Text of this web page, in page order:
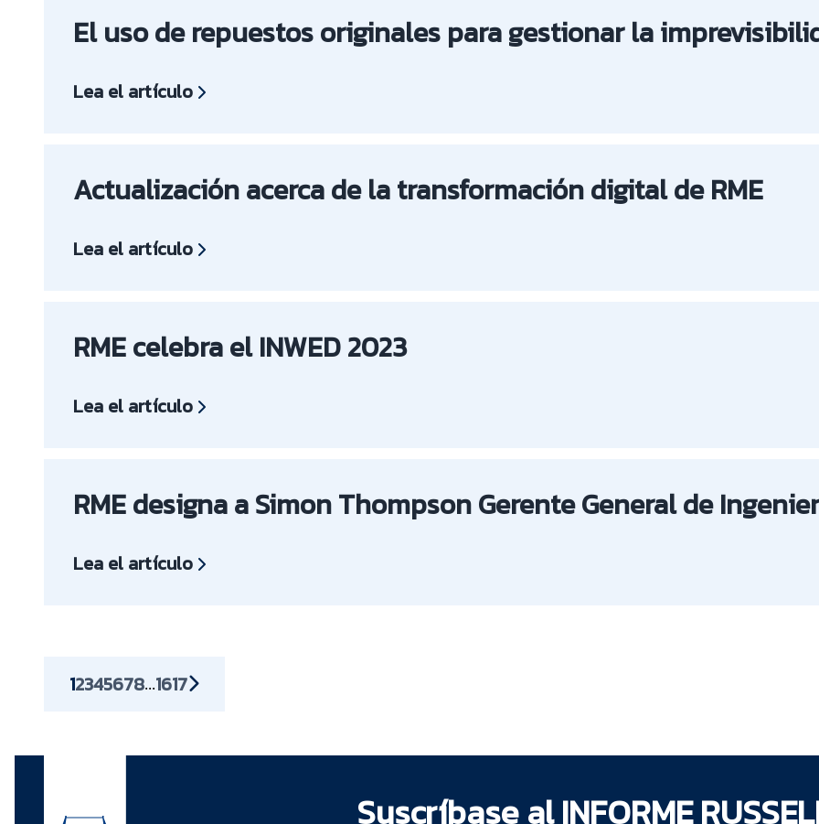
El uso de repuestos originales para gestionar la
Lea el artículo
Actualización acerca de la transformación digital de RME
Lea el artículo
RME celebra el INWED 2023
Lea el artículo
RME designa a Simon Thompson Gerente General de
Lea el artículo
12345678...1617
Suscríbase al INFORME